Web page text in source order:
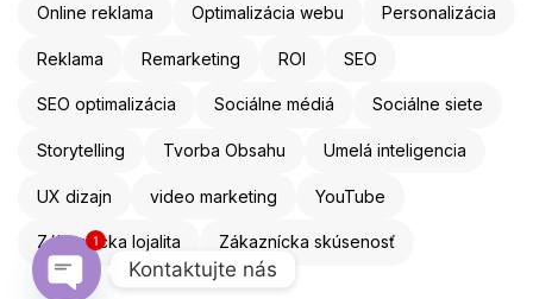
Online reklama Optimalizácia webu Personalizácia
Reklama Remarketing ROI SEO
SEO optimalizácia Sociálne médiá Sociálne siete
Storytelling Tvorba Obsahu Umelá inteligencia
UX dizajn video marketing YouTube
Zákaznícka lojalita Zákaznícka skúsenosť
Kontaktujte nás
1